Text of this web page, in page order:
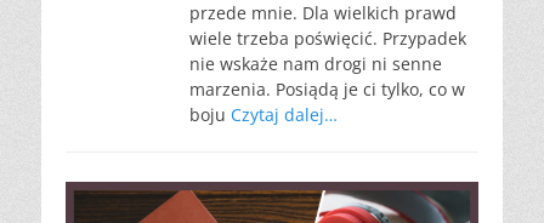
przede mnie. Dla wielkich prawd
wiele trzeba poświęcić. Przypadek
nie wskaże nam drogi ni senne
marzenia. Posiądą je ci tylko, co w
boju Czytaj dalej…